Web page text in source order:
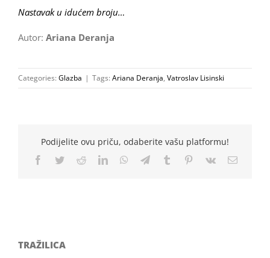
Nastavak u idućem broju…
Autor: Ariana Deranja
Categories: Glazba | Tags: Ariana Deranja, Vatroslav Lisinski
Podijelite ovu priču, odaberite vašu platformu!
Facebook
TwitterRedditLinkedInWhatsApp
TelegramTumblr Pinterest
Vk Email
TRAŽILICA